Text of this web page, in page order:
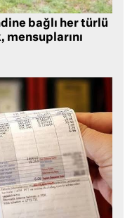
bağlı her türlü
mensuplarını